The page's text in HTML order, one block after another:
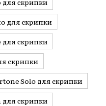
скрипки
для скрипки
скрипки
скрипки
Solo для скрипки
скрипки